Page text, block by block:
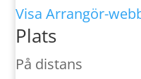
Visa Arrangör-
Plats
På distans